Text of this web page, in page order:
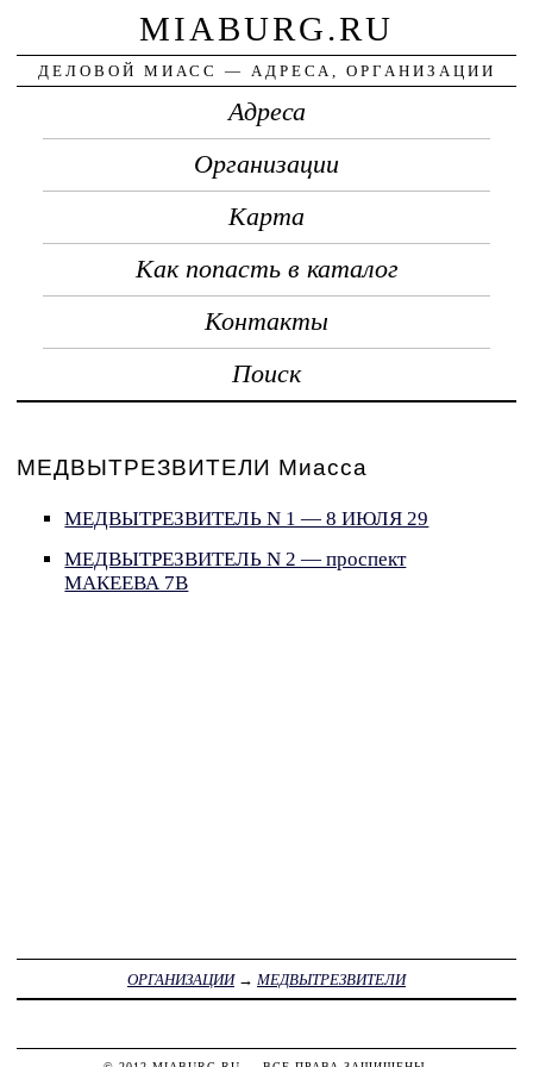
MIABURG.RU
ДЕЛОВОЙ МИАСС — АДРЕСА, ОРГАНИЗАЦИИ
Адреса
Организации
Карта
Как попасть в каталог
Контакты
Поиск
МЕДВЫТРЕЗВИТЕЛИ Миасса
МЕДВЫТРЕЗВИТЕЛЬ N 1 — 8 ИЮЛЯ 29
МЕДВЫТРЕЗВИТЕЛЬ N 2 — проспект
МАКЕЕВА 7В
ОРГАНИЗАЦИИ→ МЕДВЫТРЕЗВИТЕЛИ